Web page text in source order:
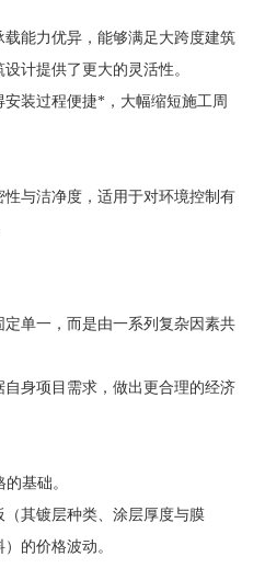
能力优异，能够满足大跨度建筑
计提供了更大的灵活性。
装过程便捷*，大幅缩短施工周
与洁净度，适用于对环境控制有
单一，而是由一系列复杂因素共
身项目需求，做出更合理的经济
基础。
其镀层种类、涂层厚度与膜
的价格波动。